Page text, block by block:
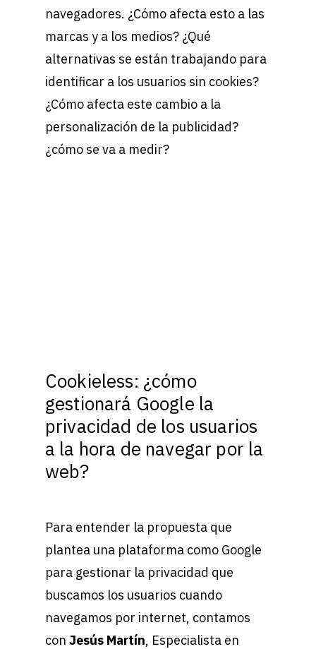
navegadores. ¿Cómo afecta esto a las
marcas y a los medios? ¿Qué
alternativas se están trabajando para
identificar a los usuarios sin cookies?
¿Cómo afecta este cambio a la
personalización de la publicidad?
¿cómo se va a medir?
Cookieless: ¿cómo
gestionará Google la
privacidad de los usuarios
a la hora de navegar por la
web?
Para entender la propuesta que
plantea una plataforma como Google
para gestionar la privacidad que
buscamos los usuarios cuando
navegamos por internet, contamos
con Jesús Martín, Especialista en